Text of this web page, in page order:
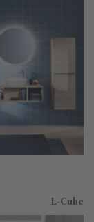
L-Cube